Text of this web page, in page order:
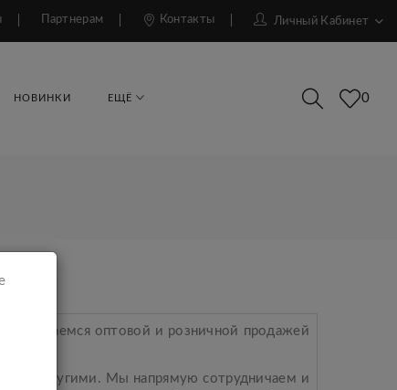
Партнерам Контакты Личный Кабинет
НОВИНКИ ЕЩЁ 0
занимаемся оптовой и розничной продажей
другими. Мы напрямую сотрудничаем и